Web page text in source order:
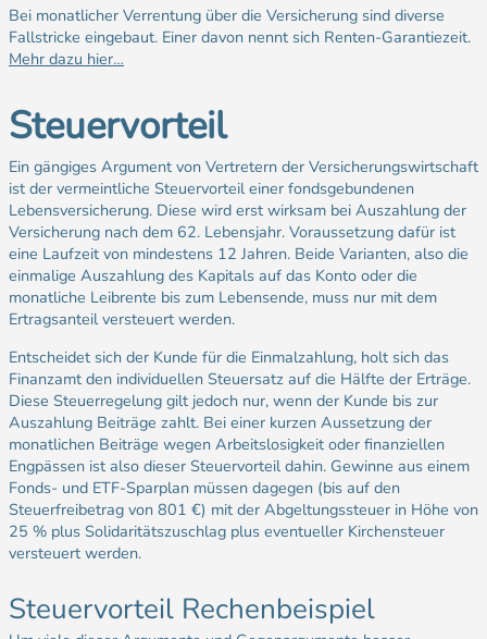
Bei monatlicher Verrentung über die Versicherung sind diverse
Fallstricke eingebaut. Einer davon nennt sich Renten-Garantiezeit.
Mehr dazu hier…
Steuervorteil
Ein gängiges Argument von Vertretern der Versicherungswirtschaft
ist der vermeintliche Steuervorteil einer fondsgebundenen
Lebensversicherung. Diese wird erst wirksam bei Auszahlung der
Versicherung nach dem 62. Lebensjahr. Voraussetzung dafür ist
eine Laufzeit von mindestens 12 Jahren. Beide Varianten, also die
einmalige Auszahlung des Kapitals auf das Konto oder die
monatliche Leibrente bis zum Lebensende, muss nur mit dem
Ertragsanteil versteuert werden.
Entscheidet sich der Kunde für die Einmalzahlung, holt sich das
Finanzamt den individuellen Steuersatz auf die Hälfte der Erträge.
Diese Steuerregelung gilt jedoch nur, wenn der Kunde bis zur
Auszahlung Beiträge zahlt. Bei einer kurzen Aussetzung der
monatlichen Beiträge wegen Arbeitslosigkeit oder finanziellen
Engpässen ist also dieser Steuervorteil dahin. Gewinne aus einem
Fonds- und ETF-Sparplan müssen dagegen (bis auf den
Steuerfreibetrag von 801 €) mit der Abgeltungssteuer in Höhe von
25 % plus Solidaritätszuschlag plus eventueller Kirchensteuer
versteuert werden.
Steuervorteil Rechenbeispiel